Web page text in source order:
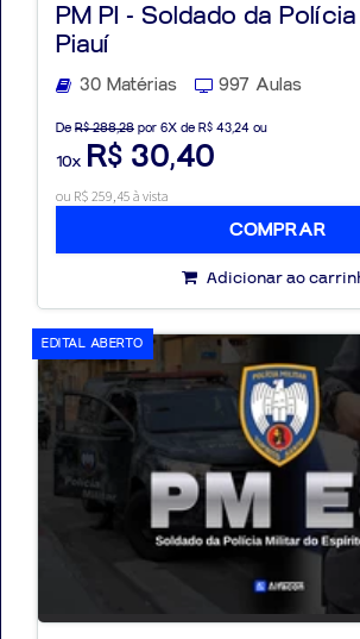
PM PI - Soldado da
Piauí
30 Matérias 997 Aulas
De R$ 288,28 por 6X de R$ 43,24 ou
10x R$ 30,40
ou R$ 259,45 à vista
COMPRAR
Adicionar ao
EDITAL ABERTO